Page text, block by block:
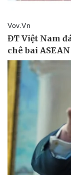
Thể thao
Bóng đá
Lịch thi đấu bóng
Thế giới thể thao
eSports